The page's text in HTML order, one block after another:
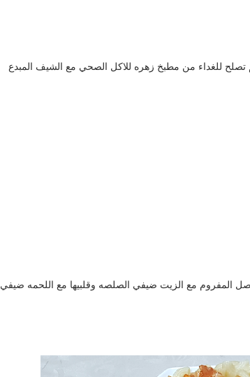
للغداء من مطبخ زهره للاكل الصحي مع الشيف المبدع
المفروم مع الزيت ضيفي الصلصه وقلبيها مع اللحمه ضيفي